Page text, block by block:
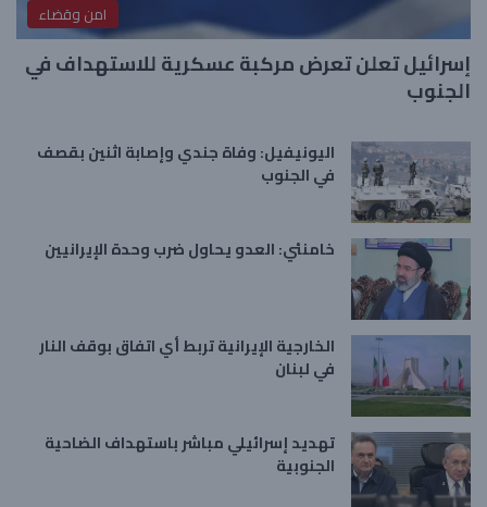
امن وقضاء
إسرائيل تعلن تعرض مركبة عسكرية للاستهداف في
الجنوب
اليونيفيل: وفاة جندي وإصابة اثنين بقصف
في الجنوب
خامنئي: العدو يحاول ضرب وحدة الإيرانيين
الخارجية الإيرانية تربط أي اتفاق بوقف النار
في لبنان
تهديد إسرائيلي مباشر باستهداف الضاحية
الجنوبية